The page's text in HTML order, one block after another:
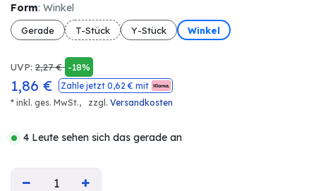
Form: Winkel
Gerade T-Stück Y-Stück Winkel
UVP: 2,27€ -18%
1,86 € Zahle jetzt 0,62 € mit
* inkl. ges. MwSt.,
zzgl. Versandkosten
4 Leute sehen sich das gerade an